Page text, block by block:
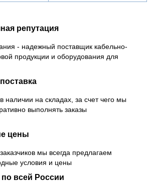
репутация
- надежный поставщик кабельно-
продукции и оборудования для
наличии на складах, за счет чего мы
выполнять заказы
цены
мы всегда предлагаем
условия и цены
по всей России